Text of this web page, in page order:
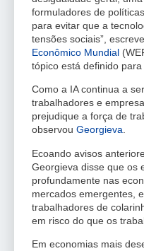
formuladores de
para evitar que a
tensões sociais”,
Econômico Mundial
tópico está definido
Como a IA continua a
trabalhadores e
prejudique a força de
observou Georgieva.
Ecoando avisos
Georgieva disse que os
profundamente nas
mercados emergentes,
trabalhadores de
em risco do que os
Em economias mais